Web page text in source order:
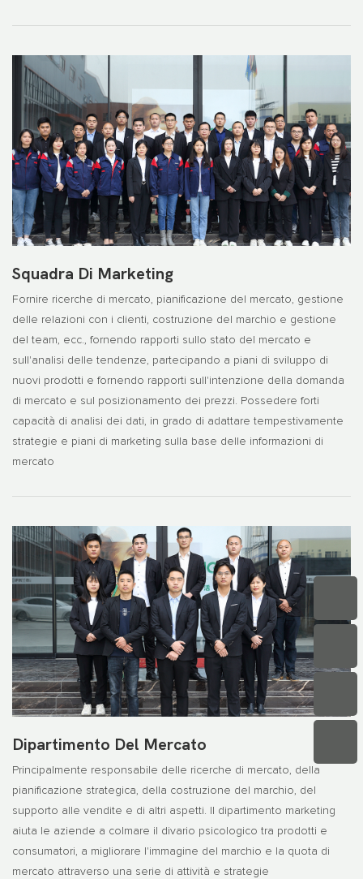
Squadra Di Marketing
Fornire ricerche di mercato, pianificazione del mercato, gestione
delle relazioni con i clienti, costruzione del marchio e gestione
del team, ecc., fornendo rapporti sullo stato del mercato e
sull'analisi delle tendenze, partecipando a piani di sviluppo di
nuovi prodotti e fornendo rapporti sull'intenzione della domanda
di mercato e sul posizionamento dei prezzi. Possedere forti
capacità di analisi dei dati, in grado di adattare tempestivamente
strategie e piani di marketing sulla base delle informazioni di
mercato
Dipartimento Del Mercato
Principalmente responsabile delle ricerche di mercato, della
pianificazione strategica, della costruzione del marchio, del
supporto alle vendite e di altri aspetti. Il dipartimento marketing
aiuta le aziende a colmare il divario psicologico tra prodotti e
consumatori, a migliorare l'immagine del marchio e la quota di
mercato attraverso una serie di attività e strategie